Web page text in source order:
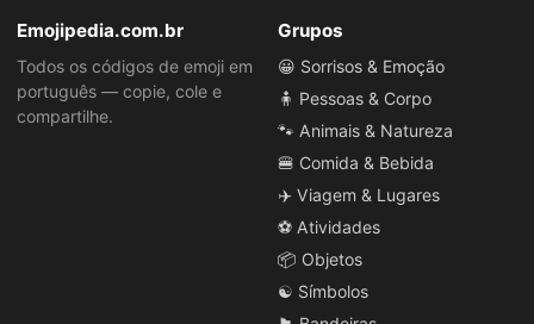
Emojipedia.com.br
Todos os códigos de emoji em
português — copie, cole e
compartilhe.
Grupos
😀 Sorrisos & Emoção
🧍 Pessoas & Corpo
🐾 Animais & Natureza
🍔 Comida & Bebida
✈️ Viagem & Lugares
⚽ Atividades
📦 Objetos
☯️ Símbolos